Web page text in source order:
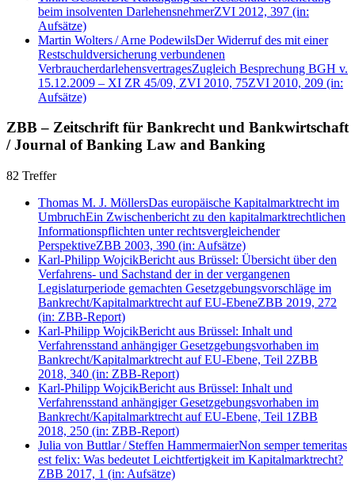
beim insolventen DarlehensnehmerZVI 2012, 397 (in:
Aufsätze)
Martin Wolters/Arne PodewilsDer Widerruf des mit einer
Restschuldversicherung verbundenen
VerbraucherdarlehensvertragesZugleich Besprechung BGH v.
15.12.2009 – XI ZR 45/09, ZVI 2010, 75ZVI 2010, 209 (in:
Aufsätze)
ZBB – Zeitschrift für Bankrecht und Bankwirtschaft
/ Journal of Banking Law and Banking
82 Treffer
Thomas M. J. MöllersDas europäische Kapitalmarktrecht im
UmbruchEin Zwischenbericht zu den kapitalmarktrechtlichen
Informationspflichten unter rechtsvergleichender
PerspektiveZBB 2003, 390 (in: Aufsätze)
Karl-Philipp WojcikBericht aus Brüssel: Übersicht über den
Verfahrens- und Sachstand der in der vergangenen
Legislaturperiode gemachten Gesetzgebungsvorschläge im
Bankrecht/Kapitalmarktrecht auf EU-EbeneZBB 2019, 272
(in: ZBB-Report)
Karl-Philipp WojcikBericht aus Brüssel: Inhalt und
Verfahrensstand anhängiger Gesetzgebungsvorhaben im
Bankrecht/Kapitalmarktrecht auf EU-Ebene, Teil 2ZBB
2018, 340 (in: ZBB-Report)
Karl-Philipp WojcikBericht aus Brüssel: Inhalt und
Verfahrensstand anhängiger Gesetzgebungsvorhaben im
Bankrecht/Kapitalmarktrecht auf EU-Ebene, Teil 1 ZBB
2018, 250 (in: ZBB-Report)
Julia von Buttlar/Steffen HammermaierNon semper temeritas
est felix: Was bedeutet Leichtfertigkeit im Kapitalmarktrecht?
ZBB 2017, 1 (in: Aufsätze)